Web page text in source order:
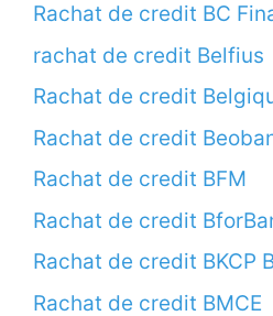
Rachat de credit BC
rachat de credit Belfius
Rachat de credit
Rachat de credit
Rachat de credit BFM
Rachat de credit
Rachat de credit BKCP
Rachat de credit BMCE